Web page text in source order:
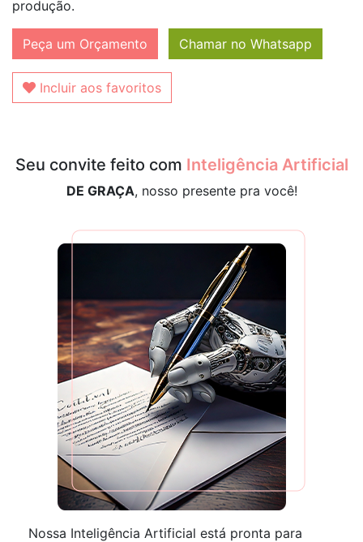
produção.
Peça um Orçamento Chamar no Whatsapp
Incluir aos favoritos
Seu convite feito com Inteligência Artificial
DE GRAÇA, nosso presente pra você!
Nossa Inteligência Artificial está pronta para